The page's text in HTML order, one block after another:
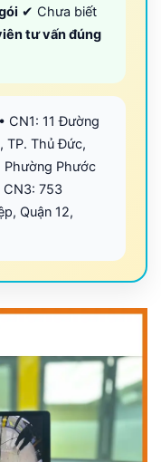
✔ Chưa biết
tư vấn đúng
• CN1: 11 Đường
TP. Thủ Đức,
Phường Phước
CN3: 753
Quận 12,